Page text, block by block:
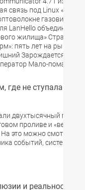
связь под Linux
газовиков
LanHello объединяет
жилища»
пять лет на рынке
Зарождается
Мало-помалу
где не ступала нога
двухтысячный год
проливе и «вещали»
это можно смотреть
событий, системного
и реальность